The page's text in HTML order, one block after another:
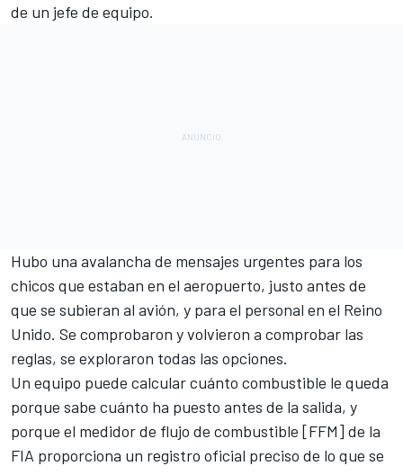
de un jefe de equipo.
Hubo una avalancha de mensajes urgentes para los
chicos que estaban en el aeropuerto, justo antes de
que se subieran al avión, y para el personal en el Reino
Unido. Se comprobaron y volvieron a comprobar las
reglas, se exploraron todas las opciones.
Un equipo puede calcular cuánto combustible le queda
porque sabe cuánto ha puesto antes de la salida, y
porque el medidor de flujo de combustible [FFM] de la
FIA proporciona un registro oficial preciso de lo que se